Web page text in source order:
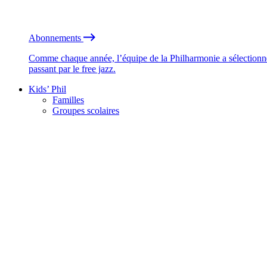
Abonnements
Comme chaque année, l’équipe de la Philharmonie a
passant par le free jazz.
Kids’ Phil
Familles
Groupes scolaires